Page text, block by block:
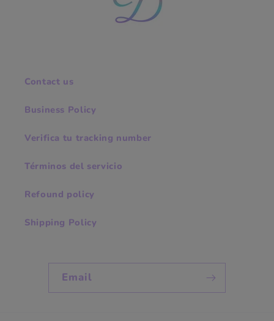
Contact us
Business Policy
Verifica tu tracking number
Términos del servicio
Refound policy
Shipping Policy
Email